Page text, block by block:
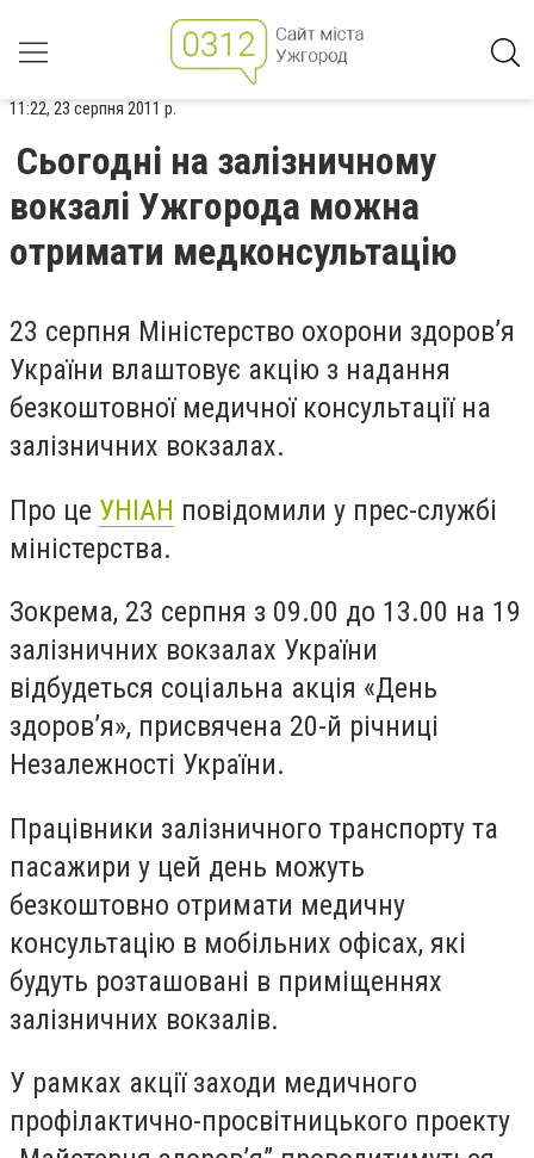
11:22, 23 серпня 2011 р.
Сьогодні на залізничному
вокзалі Ужгорода можна
отримати медконсультацію
23 серпня Міністерство охорони здоров’я
України влаштовує акцію з надання
безкоштовної медичної консультації на
залізничних вокзалах.
Про це УНІАН повідомили у прес-службі
міністерства.
Зокрема, 23 серпня з 09.00 до 13.00 на 19
залізничних вокзалах України
відбудеться соціальна акція «День
здоров’я», присвячена 20-й річниці
Незалежності України.
Працівники залізничного транспорту та
пасажири у цей день можуть
безкоштовно отримати медичну
консультацію в мобільних офісах, які
будуть розташовані в приміщеннях
залізничних вокзалів.
У рамках акції заходи медичного
профілактично-просвітницького проекту